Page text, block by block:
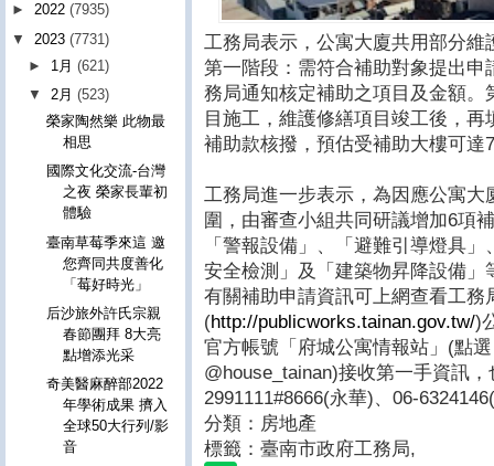
工務局表示，公寓大廈共用部分
第一階段：需符合補助對象提出
務局通知核定補助之項目及金額
目施工，維護修繕項目竣工後，
補助款核撥，預估受補助大樓可達
工務局進一步表示，為因應公寓
圍，由審查小組共同研議增加6項
「警報設備」、「避難引導燈具
安全檢測」及「建築物昇降設備
有關補助申請資訊可上網查看工務
(http://publicworks.tainan.gov.tw/)
官方帳號「府城公寓情報站」(點
@house_tainan)接收第一手資訊
2991111#8666(永華)、06-
分類：房地產
標籤：臺南市政府工務局,
► 2022 (7935)
▼ 2023 (7731)
► 1月(621)
▼ 2月(523)
榮家陶然樂 此物最
相思
國際文化交流-台灣
之夜 榮家長輩初
體驗
臺南草莓季來這 邀
您齊同共度善化
「莓好時光」
后沙旅外許氏宗親
春節團拜 8大亮
點增添光采
奇美醫麻醉部2022
年學術成果 擠入
全球50大行列/影
音